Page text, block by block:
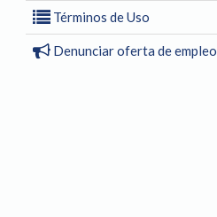
Términos de Uso
Denunciar oferta de empleo